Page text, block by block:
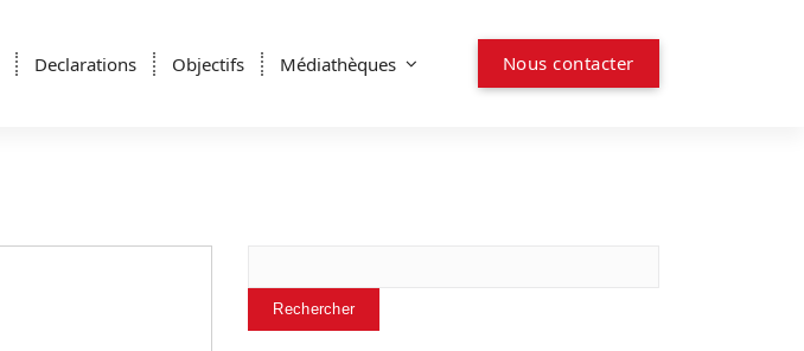
Declarations Objectifs Médiathèques Nous contacter
Rechercher